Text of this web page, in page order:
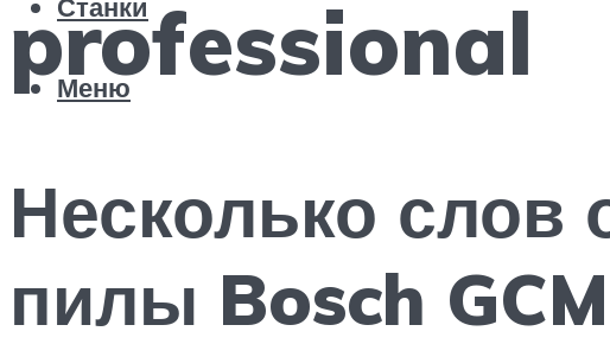
Станки
Меню
professional
Несколько слов
пилы Bosch